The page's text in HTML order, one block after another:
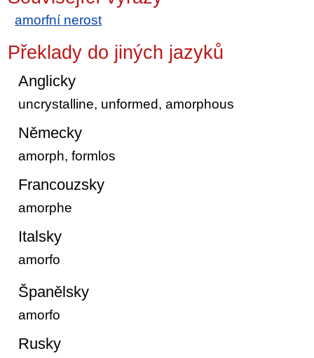
amorfní nerost
Překlady do jiných jazyků
Anglicky
uncrystalline, unformed, amorphous
Německy
amorph, formlos
Francouzsky
amorphe
Italsky
amorfo
Španělsky
amorfo
Rusky